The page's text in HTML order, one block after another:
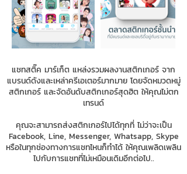
แชทสติ๊ค มาร์เก็ต แหล่งรวมผลงานสติกเกอร์ จาก
แบรนด์ดังและเหล่าครีเอเตอร์มากมาย โดยจัดหมวดหมู่
สติกเกอร์ และจัดอันดับสติกเกอร์สุดฮิต ให้คุณไม่ตก
เทรนด์
คุณจะสามารถส่งสติกเกอร์ไปได้ทุกที่ ไม่ว่าจะเป็น
Facebook, Line, Messenger, Whatsapp, Skype
หรือในทุกช่องทางการแชทไหนก็ทำได้ ให้คุณเพลิดเพลิน
ไปกับการแชทที่ไม่เหมือนเดิมอีกต่อไป..